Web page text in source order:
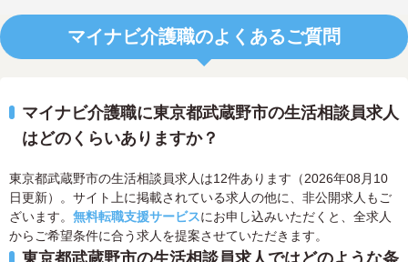
マイナビ介護職のよくあるご質問
マイナビ介護職に東京都武蔵野市の生活相談員求人
はどのくらいありますか？
東京都武蔵野市の生活相談員求人は12件あります（2026年08月10
日更新）。サイト上に掲載されている求人の他に、非公開求人もご
ざいます。 無料転職支援サービスにお申し込みいただくと、全求人
からご希望条件に合う求人を提案させていただきます。
東京都武蔵野市の生活相談員求人ではどのような条